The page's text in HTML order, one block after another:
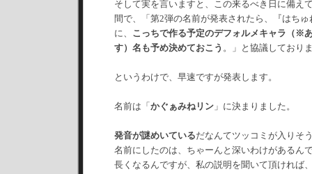
そして実を言いますと、この来るべき日に備え
間で、「第2弾の名前が発表されたら、『はち
に、 こっちで作る予定のデフォルメキャラ（※
す）名も予め決めておこう 。」と協議しており
というわけで、早速ですが発表します。
名前は「 かぐぁみねリン 」に決まりました。
発音が謎めいているだなんてツッコミが入りそ
名前にしたのは、ちゃーんと深いわけがあるん
長くなるんですが、私の説明を聞いて頂ければ